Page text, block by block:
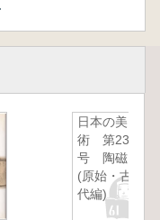
日本の美
術 第235
号 陶磁
(原始・古
代編)